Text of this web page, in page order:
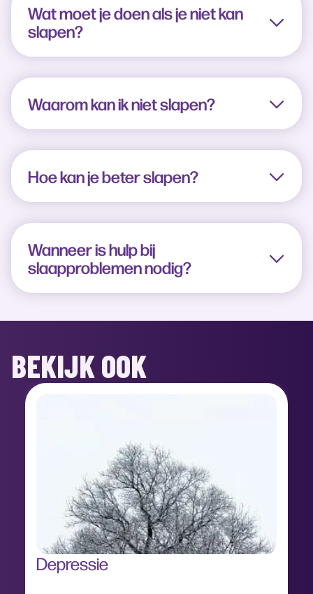
Wat moet je doen als je niet kan
slapen?
Waarom kan ik niet slapen?
Hoe kan je beter slapen?
Wanneer is hulp bij
slaapproblemen nodig?
BEKIJK OOK
Depressie